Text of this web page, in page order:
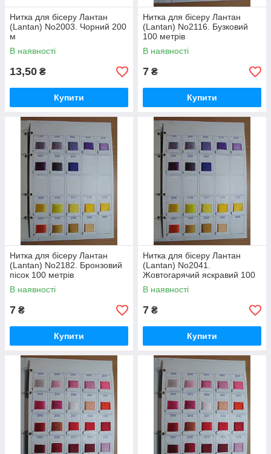
Нитка для бісеру Лантан
(Lantan) No2003. Чорний 200
м
В наявності
13,50 ₴
Купити
Нитка для бісеру Лантан
(Lantan) No2116. Бузковий
100 метрів
В наявності
7 ₴
Купити
Нитка для бісеру Лантан
(Lantan) No2182. Бронзовий
пісок 100 метрів
В наявності
7 ₴
Купити
Нитка для бісеру Лантан
(Lantan) No2041.
Жовтогарячий яскравий 100
метрів
В наявності
7 ₴
Купити